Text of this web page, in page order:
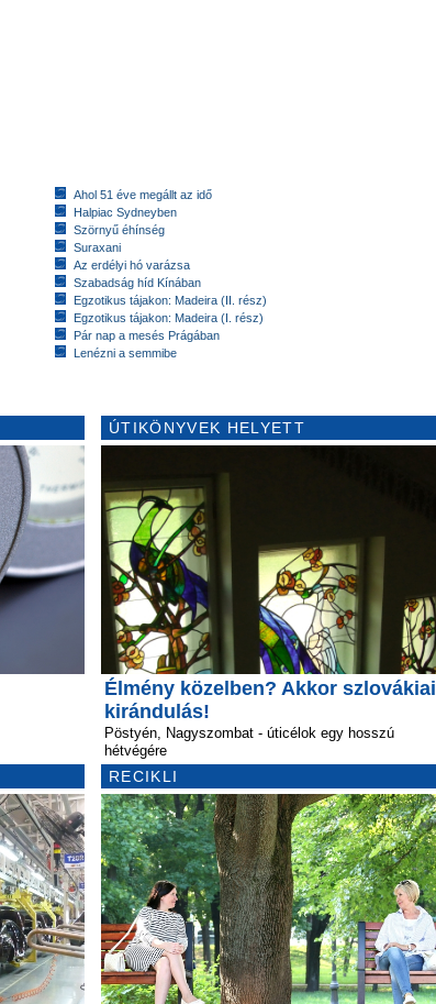
Ahol 51 éve megállt az idő
Halpiac Sydneyben
Szörnyű éhínség
Suraxani
Az erdélyi hó varázsa
Szabadság híd Kínában
Egzotikus tájakon: Madeira (II. rész)
Egzotikus tájakon: Madeira (I. rész)
Pár nap a mesés Prágában
Lenézni a semmibe
ÚTIKÖNYVEK HELYETT
Élmény közelben? Akkor szlovákiai
kirándulás!
Pöstyén, Nagyszombat - úticélok egy hosszú
hétvégére
RECIKLI